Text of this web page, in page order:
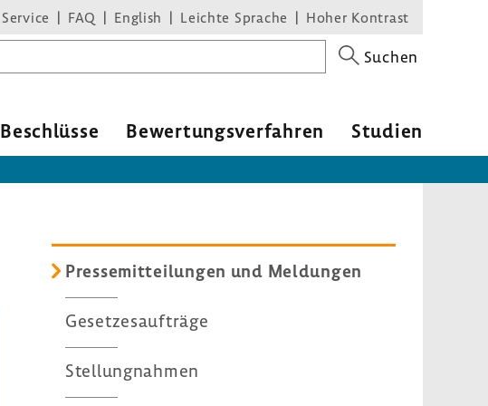
Service FAQ English Leichte Sprache Hoher Kontrast
Suchen
Beschlüsse Bewer­tungs­ver­fahren Studien
Pres­se­mit­tei­lungen und Meldungen
Geset­zes­auf­träge
Stel­lung­nahmen